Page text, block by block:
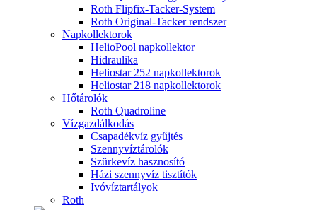
Roth Flipfix-Tacker-System
Roth Original-Tacker rendszer
Napkollektorok
HelioPool napkollektor
Hidraulika
Heliostar 252 napkollektorok
Heliostar 218 napkollektorok
Hőtárolók
Roth Quadroline
Vízgazdálkodás
Csapadékvíz gyűjtés
Szennyvíztárolók
Szürkevíz hasznosító
Házi szennyvíz tisztítók
Ivóvíztartályok
Roth